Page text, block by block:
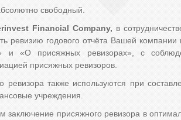
свободный.
Financial Company, в
ревизию годового отчёта Вашей
и «О присяжных ревизорах», с
присяжных ревизоров.
ревизора также используются при
учреждения.
заключение присяжного ревизора в